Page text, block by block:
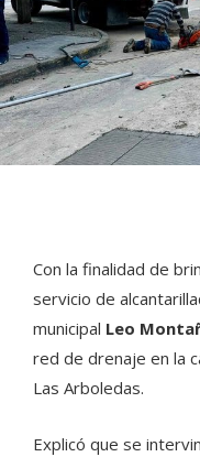
Con la finalidad de
servicio de
municipal Leo
red de drenaje en la
Las Arboledas.
Explicó que se